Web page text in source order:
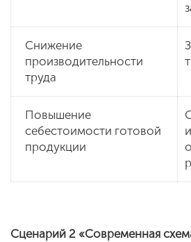
Снижение
производительности
труда
Повышение
себестоимости готовой
продукции
Сценарий 2 «Современная